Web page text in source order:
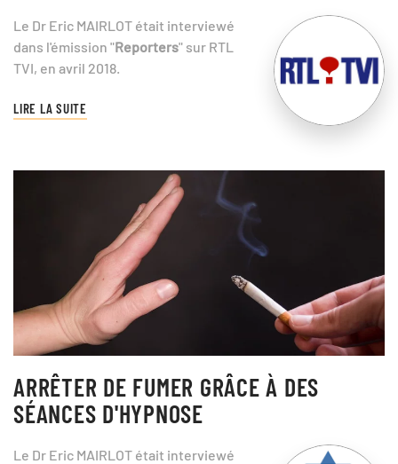
Le Dr Eric MAIRLOT était interviewé
dans l'émission "Reporters" sur RTL
TVI, en avril 2018.
LIRE LA SUITE
ARRÊTER DE FUMER GRÂCE À DES
SÉANCES D'HYPNOSE
Le Dr Eric MAIRLOT était interviewé